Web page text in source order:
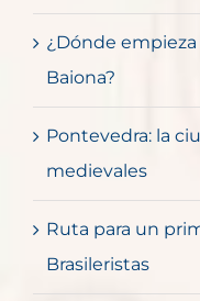
¿Dónde
Baiona?
Pontevedra: la
medievales
Ruta para un
Brasileristas